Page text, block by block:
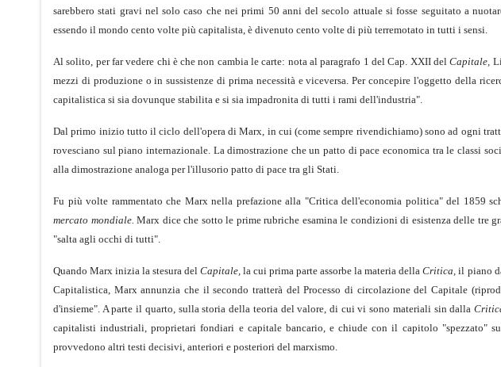
sarebbero stati gravi nel solo caso che nei primi 50 anni del secolo attuale si fosse seguitato a
essendo il mondo cento volte più capitalista, è divenuto cento volte di più terremotato in tutti i sensi.
Al solito, per far vedere chi è che non cambia le carte: nota al paragrafo 1 del Cap. XXII delCapitale,
mezzi di produzione o in sussistenze di prima necessità e viceversa. Per concepire l'oggetto della
capitalistica si sia dovunque stabilita e si sia impadronita di tutti i rami dell'industria".
Dal primo inizio tutto il ciclo dell'opera di Marx, in cui (come sempre rivendichiamo) sono ad ogni
rovesciano sul piano internazionale. La dimostrazione che un patto di pace economica tra le classi
alla dimostrazione analoga per l'illusorio patto di pace tra gli Stati.
Fu più volte rammentato che Marx nella prefazione alla "Critica dell'economia politica" del 1859
mercato mondiale.Marx dice che sotto le prime rubriche esamina le condizioni di esistenza delle tre
"salta agli occhi di tutti".
Quando Marx inizia la stesura delCapitale, la cui prima parte assorbe la materia dellaCritica, il piano
Capitalistica, Marx annunzia che il secondo tratterà del Processo di circolazione del Capitale
d'insieme". A parte il quarto, sulla storia della teoria del valore, di cui vi sono materiali sin dalla
capitalisti industriali, proprietari fondiari e capitale bancario, e chiude con il capitolo "spezzato"
provvedono altri testi decisivi, anteriori e posteriori del marxismo.